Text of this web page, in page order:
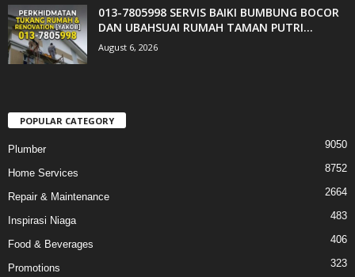
013-7805998 SERVIS BAIKI BUMBUNG BOCOR
DAN UBAHSUAI RUMAH TAMAN PUTRI...
August 6, 2026
POPULAR CATEGORY
Plumber 9050
Home Services 8752
Repair & Maintenance 2664
Inspirasi Niaga 483
Food & Beverages 406
Promotions 323